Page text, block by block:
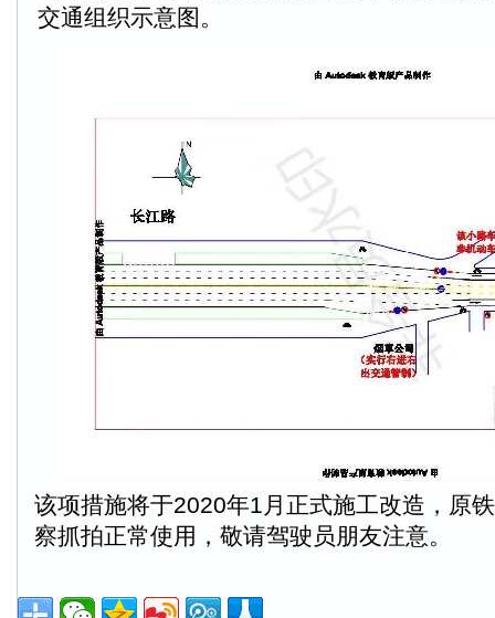
交通组织示意图。
该项措施将于2020年1月正式施工改造，原
察抓拍正常使用，敬请驾驶员朋友注意。